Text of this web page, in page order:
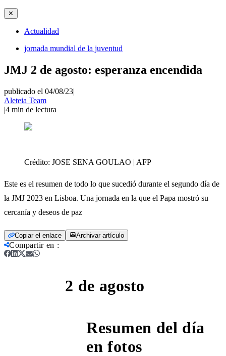
✕
Actualidad
jornada mundial de la juventud
JMJ 2 de agosto: esperanza encendida
publicado el 04/08/23|
Aleteia Team
|4 min de lectura
Crédito: JOSE SENA GOULAO | AFP
Este es el resumen de todo lo que sucedió durante el segundo día de
la JMJ 2023 en Lisboa. Una jornada en la que el Papa mostró su
cercanía y deseos de paz
Copiar el enlace Archivar artículo
Compartir en :
2 de agosto
Resumen del día
en fotos